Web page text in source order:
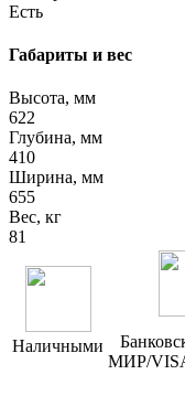
Есть
Габариты и вес
Высота, мм
622
Глубина, мм
410
Ширина, мм
655
Вес, кг
81
Наличными
МИР/